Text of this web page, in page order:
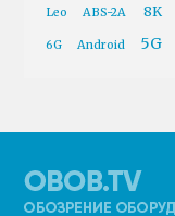
Leo
ABS-2A 8K
6G Android 5G